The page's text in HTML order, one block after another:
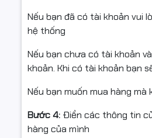
Threadripper Pro 7985WX
Kiến trúc AMD Zen 4
Tiến trình TSMC 5nm
I/O Die 6nm hiện đại
👉 Mang lại:
✔ Tăng hiệu năng xử lý
✔ Giảm nhiệt độ hoạt động
✔ Hoạt động ổn định liên tục
Nếu bạn đã có tài khoản vui
hệ thống
Nếu bạn chưa có tài khoản
khoản. Khi có tài khoản bạn
Nếu bạn muốn mua hàng
Bước 4: Điền các thông tin
hàng của mình